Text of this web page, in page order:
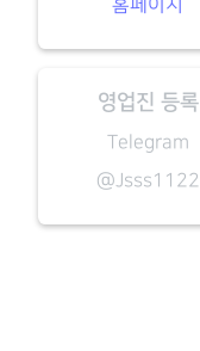
홈페이지
영업진 등록
Telegram
@Jsss1122